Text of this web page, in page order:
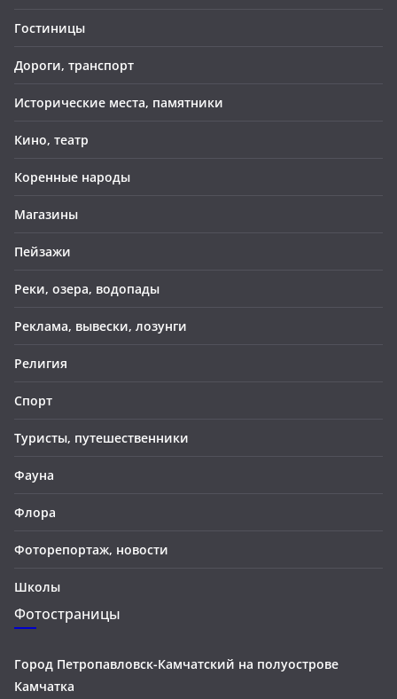
Гостиницы
Дороги, транспорт
Исторические места, памятники
Кино, театр
Коренные народы
Магазины
Пейзажи
Реки, озера, водопады
Реклама, вывески, лозунги
Религия
Спорт
Туристы, путешественники
Фауна
Флора
Фоторепортаж, новости
Школы
Фотостраницы
Город Петропавловск-Камчатский на полуострове
Камчатка